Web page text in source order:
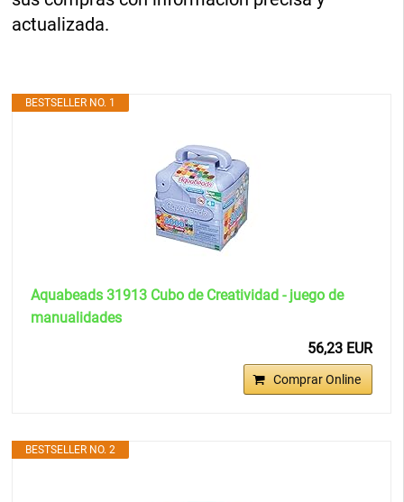
actualizada.
BESTSELLER NO. 1
Aquabeads 31913 Cubo de Creatividad - juego de
manualidades
56,23 EUR
Comprar Online
BESTSELLER NO. 2